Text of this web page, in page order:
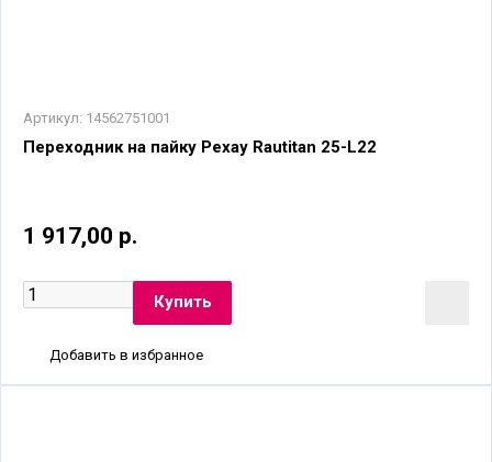
Артикул: 14562751001
Переходник на пайку Рехау Rautitan 25-L22
1 917,00 р.
Добавить в избранное